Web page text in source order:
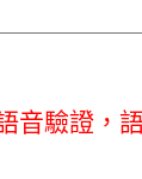
音驗證，